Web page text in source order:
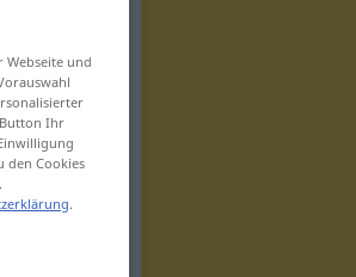
und
Ihr
den Cookies
.